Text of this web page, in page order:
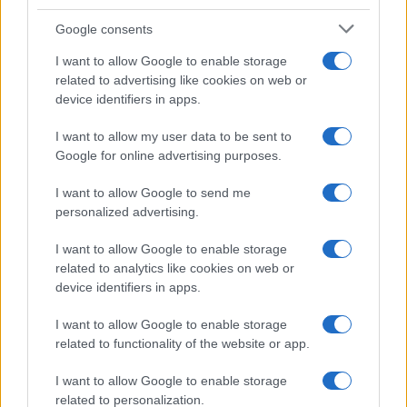
Google consents
I want to allow Google to enable storage
related to advertising like cookies on web or
device identifiers in apps.
I want to allow my user data to be sent to
Google for online advertising purposes.
I want to allow Google to send me
personalized advertising.
I want to allow Google to enable storage
related to analytics like cookies on web or
device identifiers in apps.
I want to allow Google to enable storage
related to functionality of the website or app.
I want to allow Google to enable storage
related to personalization.